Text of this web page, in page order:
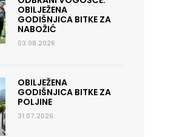
OBILJEŽENA
GODIŠNJICA BITKE ZA
NABOŽIĆ
03.08.2026.
OBILJEŽENA
GODIŠNJICA BITKE ZA
POLJINE
31.07.2026.